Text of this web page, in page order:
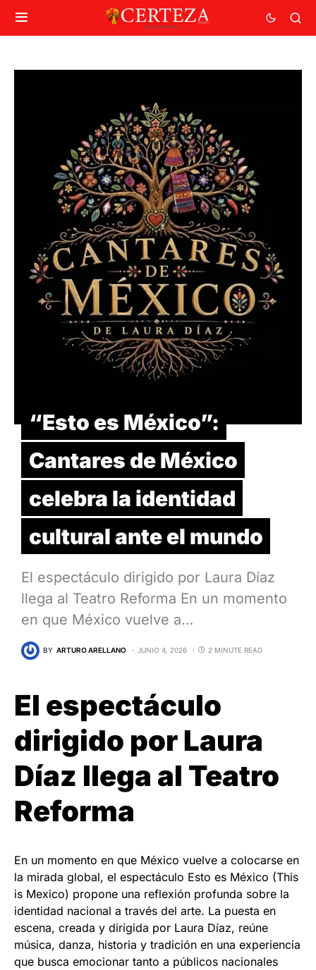
“Esto es México”:
Cantares de México
celebra la identidad
cultural ante el mundo
El espectáculo dirigido por Laura Díaz
llega al Teatro Reforma En un momento
en que México vuelve a…
BY ARTURO ARELLANO JUNIO 4, 2026 2 MINUTE READ
El espectáculo
dirigido por Laura
Díaz llega al Teatro
Reforma
En un momento en que México vuelve a colocarse en
la mirada global, el espectáculo Esto es México (This
is Mexico) propone una reflexión profunda sobre la
identidad nacional a través del arte. La puesta en
escena, creada y dirigida por Laura Díaz, reúne
música, danza, historia y tradición en una experiencia
que busca emocionar tanto a públicos nacionales